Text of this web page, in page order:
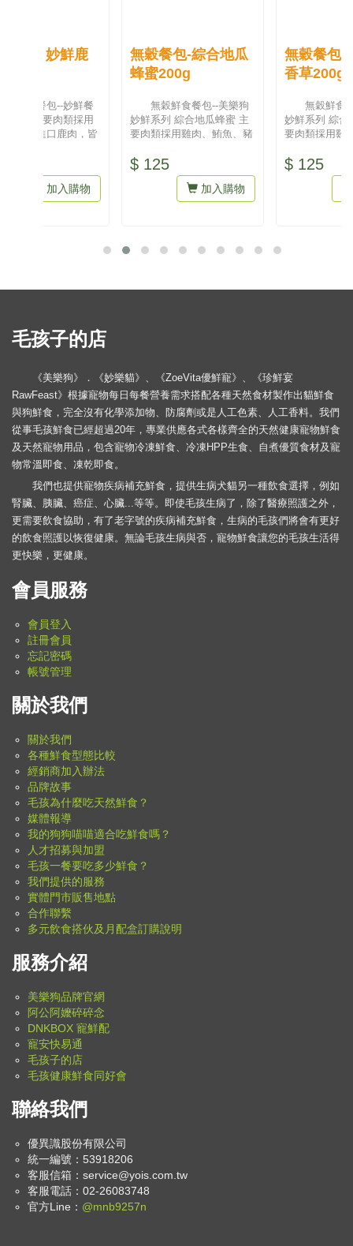
無穀餐包-綜合地瓜
無穀鮮食餐包--美樂狗
妙鮮系列 綜合地瓜蜂蜜 主
要肉類採用雞肉、鮪魚、豬
無穀餐包-綜合蘋果
無穀鮮食餐包--美樂狗
妙鮮系列 綜合蘋果香草 主
要肉類採用雞肉、鮪魚、豬
毛孩子的店
《美樂狗》．《妙樂貓》、《ZoeVita優鮮寵》、《珍鮮宴
RawFeast》根據寵物每日每餐營養需求搭配各種天然食材製作出貓鮮食
與狗鮮食，完全沒有化學添加物、防腐劑或是人工色素、人工香料。我們
從事毛孩鮮食已經超過20年，專業供應各式各樣齊全的天然健康寵物鮮食
及天然寵物用品，包含寵物冷凍鮮食、冷凍HPP生食、自煮優質食材及寵
物常溫即食、凍乾即食。
我們也提供寵物疾病補充鮮食，提供生病犬貓另一種飲食選擇，例如
腎臟、胰臟、癌症、心臟...等等。即使毛孩生病了，除了醫療照護之外，
更需要飲食協助，有了老字號的疾病補充鮮食，生病的毛孩們將會有更好
的飲食照護以恢復健康。無論毛孩生病與否，寵物鮮食讓您的毛孩生活得
更快樂，更健康。
會員服務
會員登入
註冊會員
忘記密碼
帳號管理
關於我們
關於我們
各種鮮食型態比較
經銷商加入辦法
品牌故事
毛孩為什麼吃天然鮮食？
媒體報導
我的狗狗喵喵適合吃鮮食嗎？
人才招募與加盟
毛孩一餐要吃多少鮮食？
我們提供的服務
實體門市販售地點
合作聯繫
多元飲食搭伙及月配盒訂購說明
服務介紹
美樂狗品牌官網
阿公阿嬤碎碎念
DNKBOX 寵鮮配
寵安快易通
毛孩子的店
毛孩健康鮮食同好會
聯絡我們
優異識股份有限公司
統一編號：53918206
客服信箱： service@yois.com.tw
客服電話：02-26083748
官方Line： @mnb9257n